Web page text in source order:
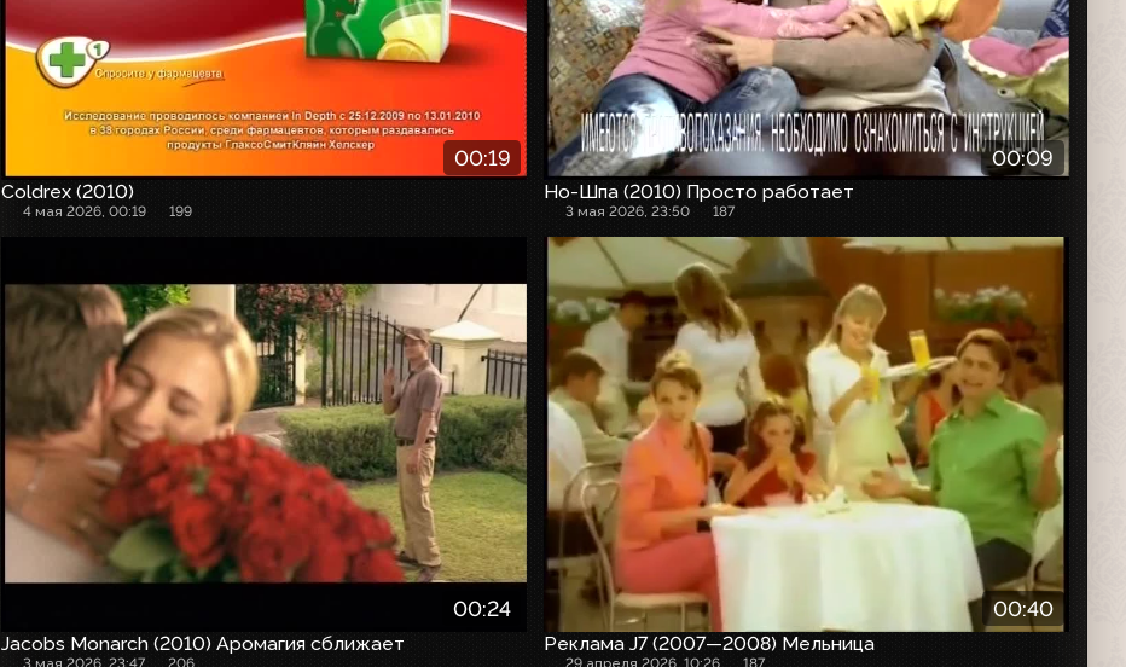
00:19
Coldrex (2010)
4 мая 2026, 00:19 199
00:09
Но-Шпа (2010) Просто работает
3 мая 2026, 23:50 187
00:24
Jacobs Monarch (2010) Аромагия сближает
3 мая 2026, 23:47 206
00:40
Реклама J7 (2007—2008) Мельница
29 апреля 2026, 10:26 187